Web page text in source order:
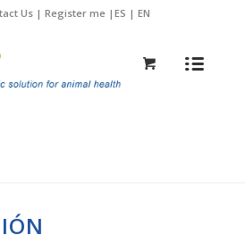
Us| Register me| ES | EN